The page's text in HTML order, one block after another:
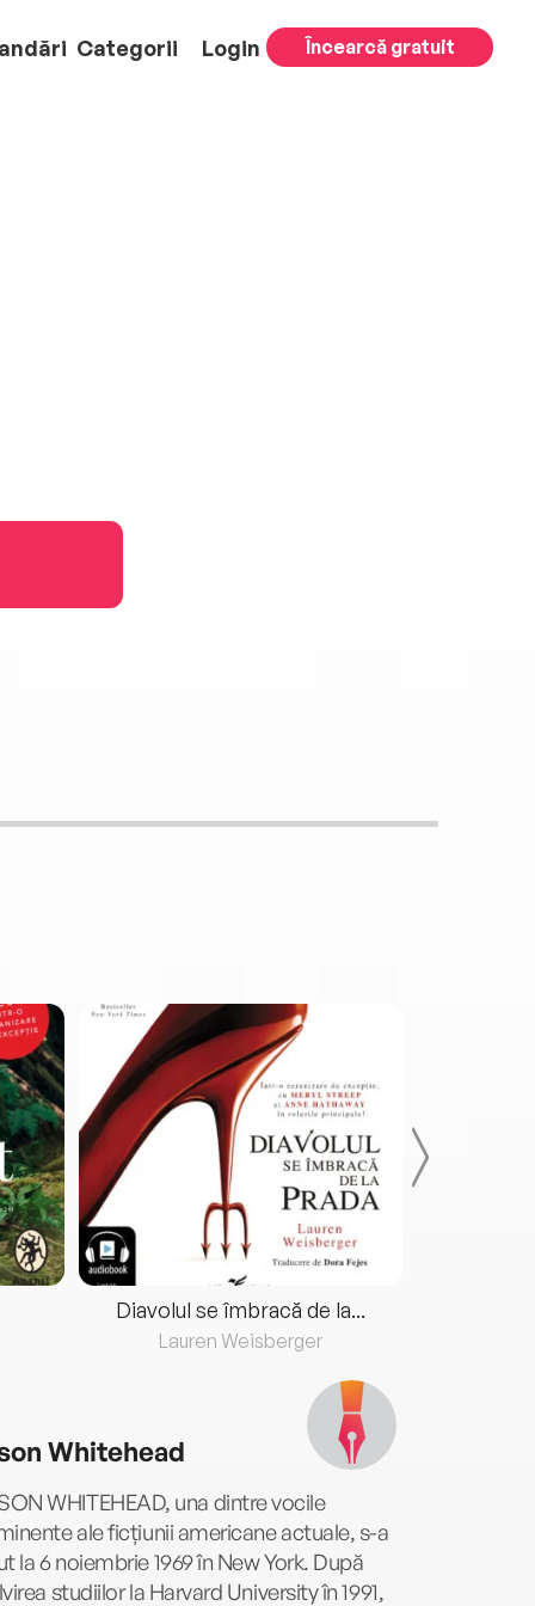
Categorii Login Încearcă gratuit
Diavolul se îmbracă de la...
Lauren Weisberger
Whitehead
WHITEHEAD, una dintre vocile
ale ficțiunii americane actuale, s-a
la 6 noiembrie 1969 în New York. După
studiilor la Harvard University în 1991,